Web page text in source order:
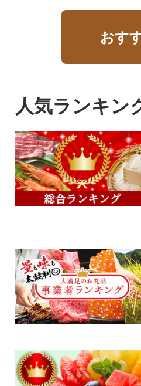
おす
人気ランキン